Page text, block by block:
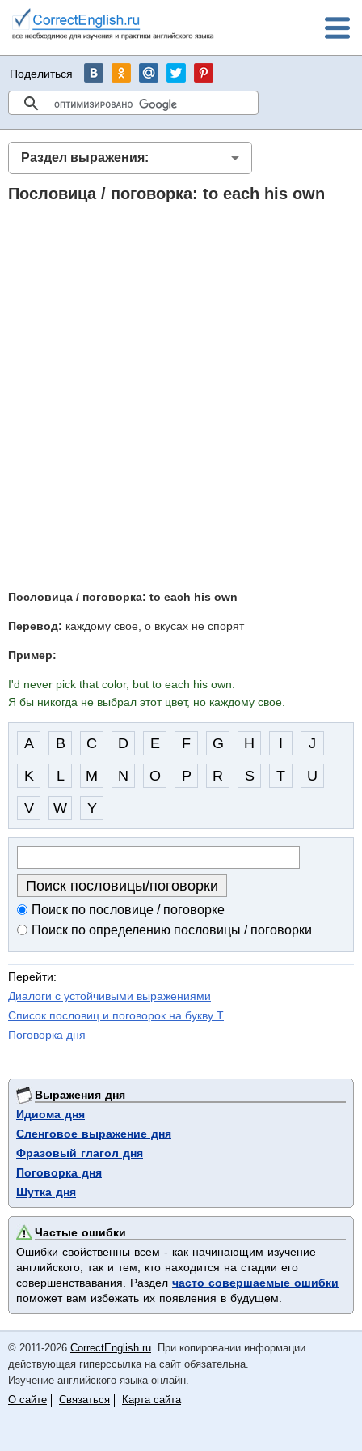
Поделиться
Раздел выражения:
Пословица / поговорка: to each his own
Пословица / поговорка: to each his own
Перевод: каждому свое, о вкусах не спорят
Пример:
I'd never pick that color, but to each his own.
Я бы никогда не выбрал этот цвет, но каждому свое.
A B C D E F G H I
J
K
L M N O P R S T
U
V
W Y
Поиск по пословице / поговорке
Поиск по определению пословицы / поговорки
Перейти:
Диалоги с устойчивыми выражениями
Список пословиц и поговорок на букву T
Поговорка дня
Выражения дня
Идиома дня
Сленговое выражение дня
Фразовый глагол дня
Поговорка дня
Шутка дня
Частые ошибки
Ошибки свойственны всем - как начинающим изучение
английского, так и тем, кто находится на стадии его
совершенствавания. Раздел часто совершаемые ошибки
поможет вам избежать их появления в будущем.
© 2011-2026 CorrectEnglish.ru. При копировании информации
действующая гиперссылка на сайт обязательна.
Изучение английского языка онлайн.
О сайте
Связаться Карта сайта